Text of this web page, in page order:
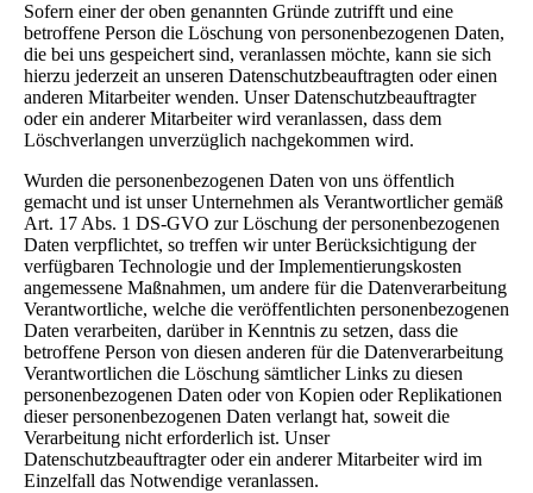
Sofern einer der oben genannten Gründe zutrifft und eine
betroffene Person die Löschung von personenbezogenen Daten,
die bei uns gespeichert sind, veranlassen möchte, kann sie sich
hierzu jederzeit an unseren Datenschutzbeauftragten oder einen
anderen Mitarbeiter wenden. Unser Datenschutzbeauftragter
oder ein anderer Mitarbeiter wird veranlassen, dass dem
Löschverlangen unverzüglich nachgekommen wird.
Wurden die personenbezogenen Daten von uns öffentlich
gemacht und ist unser Unternehmen als Verantwortlicher gemäß
Art. 17 Abs. 1 DS-GVO zur Löschung der personenbezogenen
Daten verpflichtet, so treffen wir unter Berücksichtigung der
verfügbaren Technologie und der Implementierungskosten
angemessene Maßnahmen, um andere für die Datenverarbeitung
Verantwortliche, welche die veröffentlichten personenbezogenen
Daten verarbeiten, darüber in Kenntnis zu setzen, dass die
betroffene Person von diesen anderen für die Datenverarbeitung
Verantwortlichen die Löschung sämtlicher Links zu diesen
personenbezogenen Daten oder von Kopien oder Replikationen
dieser personenbezogenen Daten verlangt hat, soweit die
Verarbeitung nicht erforderlich ist. Unser
Datenschutzbeauftragter oder ein anderer Mitarbeiter wird im
Einzelfall das Notwendige veranlassen.